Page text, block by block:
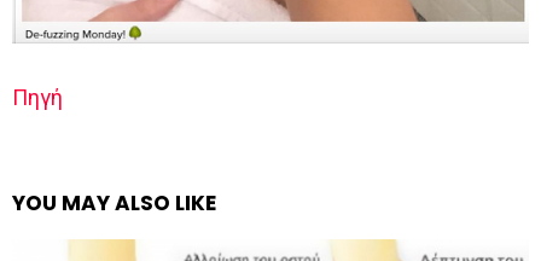
Πηγή
YOU MAY ALSO LIKE